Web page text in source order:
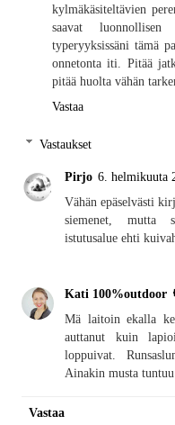
kylmäkäsiteltävien
saavat
typeryyksissäni tämä
onnetonta iti. Pitää
pitää huolta vähän
Vastaa
Vastaukset
Pirjo 6. helmikuuta
Vähän epäselvästi
siemenet, mutta
istutusalue ehti
Kati 100%outdoor
Mä laitoin ekalla
auttanut kuin
loppuivat.
Ainakin musta
Vastaa